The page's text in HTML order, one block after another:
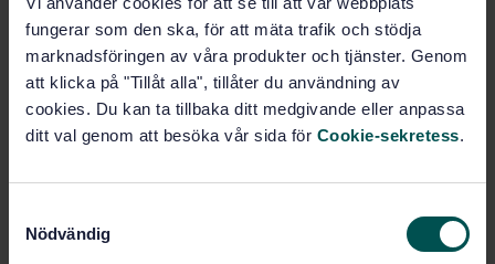
fungerar som den ska, för att mäta trafik och stödja
marknadsföringen av våra produkter och tjänster. Genom
att klicka på "Tillåt alla", tillåter du användning av
cookies. Du kan ta tillbaka ditt medgivande eller anpassa
ditt val genom att besöka vår sida för Cookie-sekretess.
Nödvändig
Product information
Language: English
Written by:
Avloppsteknik, SIS/TK 198/AG
03
International title:
Approved: